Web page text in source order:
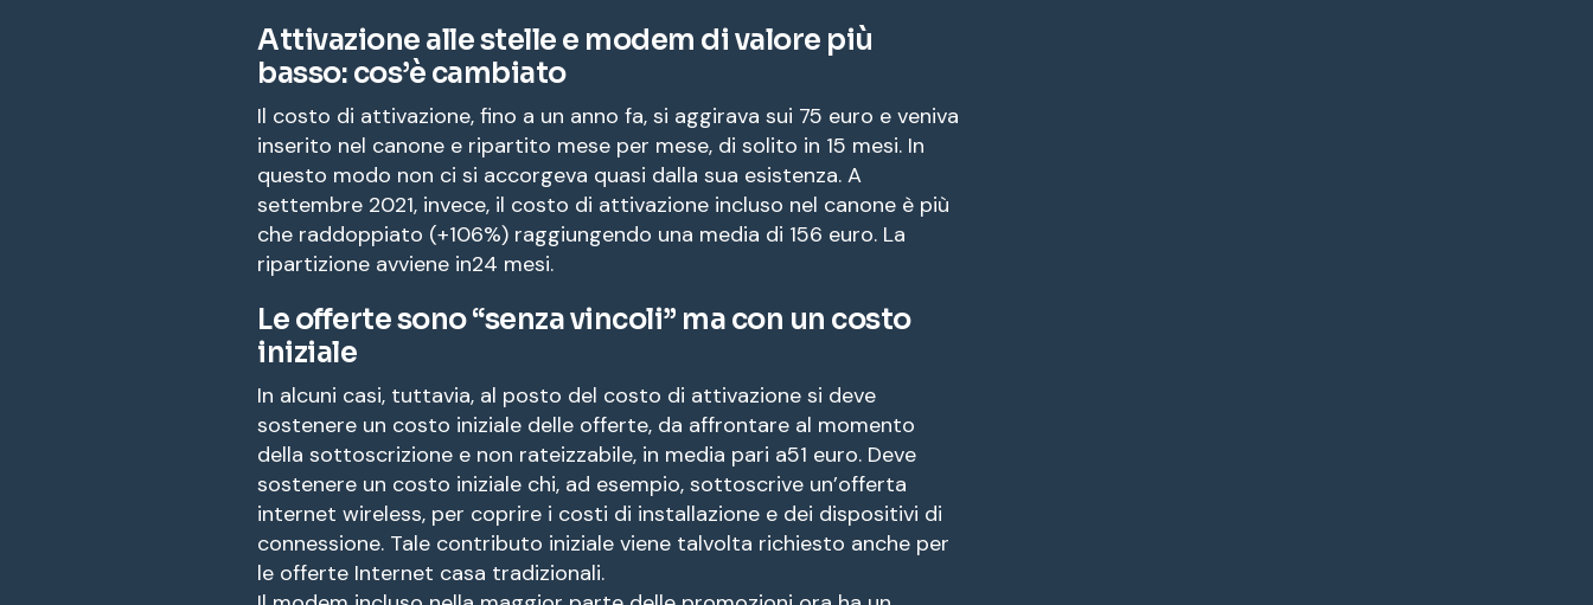
Attivazione alle stelle e modem di valore più
basso: cos’è cambiato
Il costo di attivazione, fino a un anno fa, si aggirava sui 75 euro e veniva
inserito nel canone e ripartito mese per mese, di solito in 15 mesi. In
questo modo non ci si accorgeva quasi dalla sua esistenza. A
settembre 2021, invece, il costo di attivazione incluso nel canone è più
che raddoppiato (+106%) raggiungendo una media di 156 euro. La
ripartizione avviene in24 mesi.
Le offerte sono “senza vincoli” ma con un costo
iniziale
In alcuni casi, tuttavia, al posto del costo di attivazione si deve
sostenere un costo iniziale delle offerte, da affrontare al momento
della sottoscrizione e non rateizzabile, in media pari a51 euro. Deve
sostenere un costo iniziale chi, ad esempio, sottoscrive un’offerta
internet wireless, per coprire i costi di installazione e dei dispositivi di
connessione. Tale contributo iniziale viene talvolta richiesto anche per
le offerte Internet casa tradizionali.